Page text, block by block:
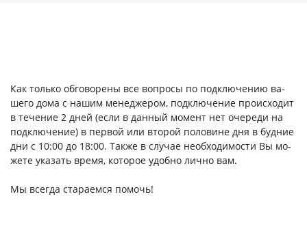
Как толь­ко об­го­воре­ны все воп­ро­сы по под­клю­чению ва­
шего до­ма с на­шим ме­нед­же­ром, под­клю­чение про­ис­хо­дит
в те­чение 2 дней (ес­ли в дан­ный мо­мент нет оче­реди на
под­клю­чение) в пер­вой или вто­рой по­лови­не дня в буд­ние
дни с 10:00 до 18:00. Так­же в слу­чае не­об­хо­димос­ти Вы мо­
жете ука­зать вре­мя, ко­торое удоб­но лич­но вам.
Мы всег­да ста­ра­ем­ся по­мочь!